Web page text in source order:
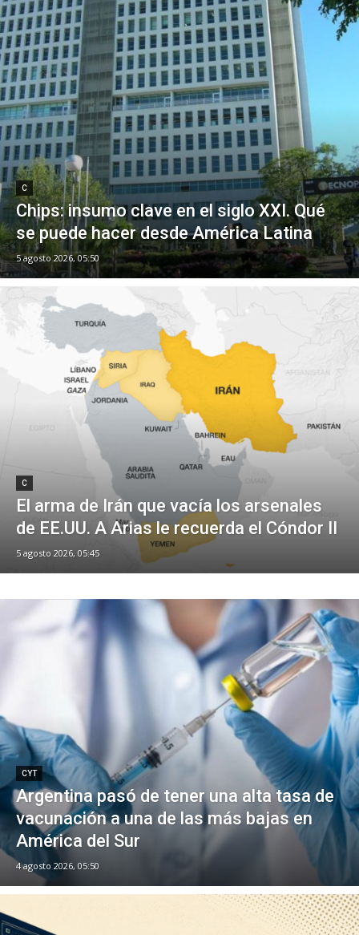
C
Chips: insumo clave en el siglo XXI. Qué
se puede hacer desde América Latina
5 agosto 2026, 05:50
C
El arma de Irán que vacía los arsenales
de EE.UU. A Arias le recuerda el Cóndor II
5 agosto 2026, 05:45
CYT
Argentina pasó de tener una alta tasa de
vacunación a una de las más bajas en
América del Sur
4 agosto 2026, 05:50